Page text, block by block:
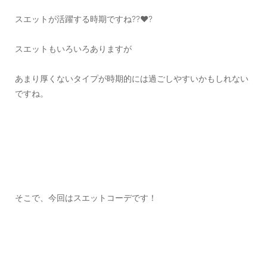
OUTLET : アウトレット
MENS : メンズ
新規会員登録
ご利用規約
スエットが活躍する時期ですね??❤️?
スエットもいろいろありますが
あまり厚くないタイプが時期的には過ごしやすいかもしれない
ですね。
そこで、今回はスエットコーデです！